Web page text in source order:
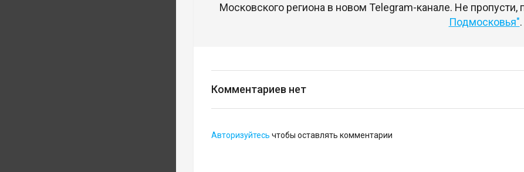
Московского региона в новом Telegram-канале. Не пропусти,
Подмосковья".
Комментариев нет
Авторизуйтесь чтобы оставлять комментарии